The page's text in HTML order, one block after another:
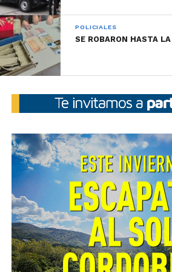
POLICIALES
SE ROBARON HASTA